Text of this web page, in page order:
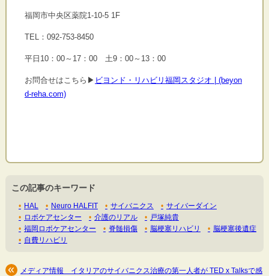
福岡市中央区薬院1-10-5 1F
TEL：092-753-8450
平日10：00～17：00 土9：00～13：00
お問合せはこちら▶ ビヨンド・リハビリ福岡スタジオ | (beyon
d-reha.com)
この記事のキーワード
HAL Neuro HALFIT サイバニクス
サイバーダイン
ロボケアセンター
介護のリアル
戸塚純貴
福岡ロボケアセンター
脊髄損傷 脳梗塞リハビリ
脳梗塞後遺症
自費リハビリ
メディア情報 イタリアのサイバニクス治療の第一人者が TED x Talksで感